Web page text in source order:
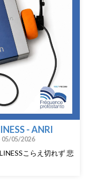
- ANRI
05/05/2026
こらえ切れず 悲